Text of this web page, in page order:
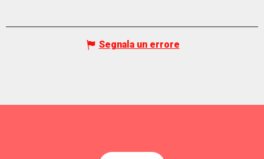
Segnala un errore